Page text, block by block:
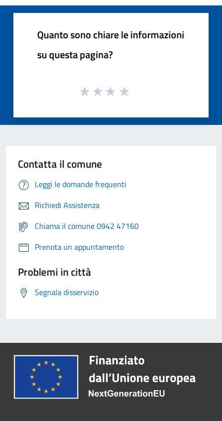
Quanto sono chiare le informazioni
su questa pagina?
Contatta il comune
Leggi le domande frequenti
Richiedi Assistenza
Chiama il comune 0942 47160
Prenota un appuntamento
Problemi in città
Segnala disservizio